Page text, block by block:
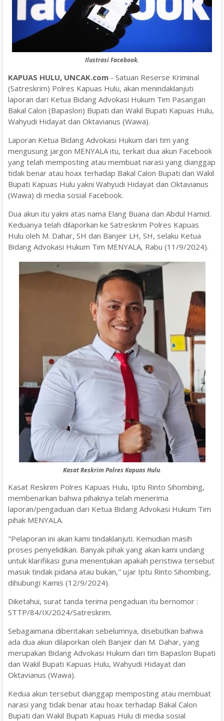
Ilustrasi Facebook.
KAPUAS HULU, UNCAK.com - Satuan Reserse Kriminal
(Satreskrim) Polres Kapuas Hulu, akan menindaklanjuti
laporan dari Ketua Bidang Advokasi Hukum Tim Pasangan
Bakal Calon (Bapaslon) Bupati dan Wakil Bupati Kapuas Hulu,
Wahyudi Hidayat dan Oktavianus (Wawa).
Laporan Ketua Bidang Advokasi Hukum dari tim yang
mengusung jargon MENYALA itu, terkait dua akun Facebook
yang telah memposting atau membuat narasi yang dianggap
tidak benar atau hoax terhadap Bakal Calon Bupati dan Wakil
Bupati Kapuas Hulu yakni Wahyudi Hidayat dan Oktavianus
(Wawa) di media sosial Facebook.
Dua akun itu yakni atas nama Elang Buana dan Abdul Hamid.
Keduanya telah dilaporkan ke Satreskrim Polres Kapuas
Hulu oleh M. Dahar, SH dan Banjeir LH, SH, selaku Ketua
Bidang Advokasi Hukum Tim MENYALA, Rabu (11/9/2024).
Kasat Reskrim Polres Kapuas Hulu.
Kasat Reskrim Polres Kapuas Hulu, Iptu Rinto Sihombing,
membenarkan bahwa pihaknya telah menerima
laporan/pengaduan dari Ketua Bidang Advokasi Hukum Tim
pihak MENYALA.
"Pelaporan ini akan kami tindaklanjuti. Kemudian masih
proses penyelidikan. Banyak pihak yang akan kami undang
untuk klarifikasi guna menentukan apakah peristiwa tersebut
masuk tindak pidana atau bukan," ujar Iptu Rinto Sihombing,
dihubungi Kamis (12/9/2024).
Diketahui, surat tanda terima pengaduan itu bernomor :
STTP/84/IX/2024/Satreskrim.
Sebagaimana diberitakan sebelumnya, disebutkan bahwa
ada dua akun dilaporkan oleh Banjeir dan M. Dahar, yang
merupakan Bidang Advokasi Hukum dari tim Bapaslon Bupati
dan Wakil Bupati Kapuas Hulu, Wahyudi Hidayat dan
Oktavianus (Wawa).
Kedua akun tersebut dianggap memposting atau membuat
narasi yang tidak benar atau hoax terhadap Bakal Calon
Bupati dan Wakil Bupati Kapuas Hulu di media sosial